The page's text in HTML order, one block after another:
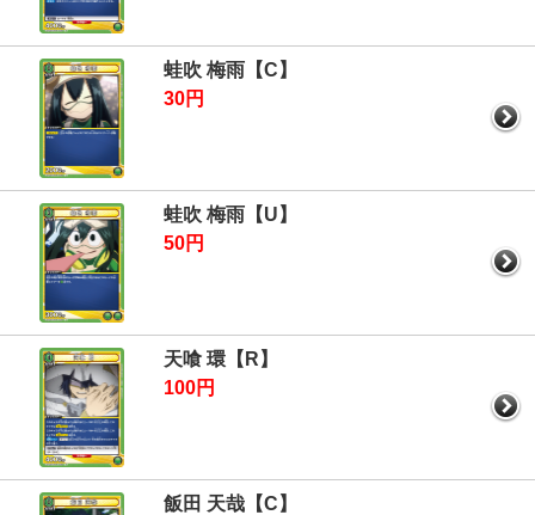
蛙吹 梅雨【C】
30円
蛙吹 梅雨【U】
50円
天喰 環【R】
100円
飯田 天哉【C】